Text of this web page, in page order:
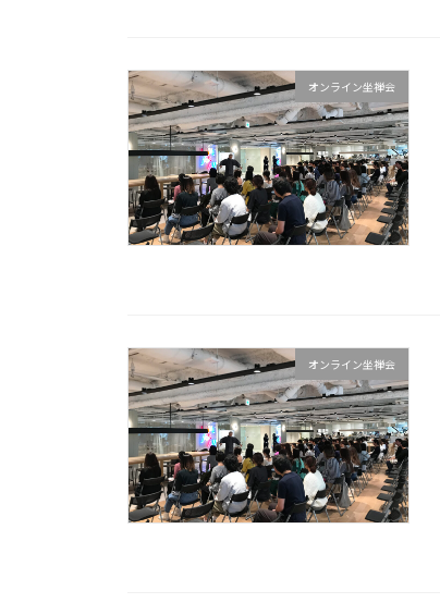
オンライン坐禅会
オンライン坐禅会